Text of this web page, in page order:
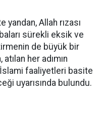
yandan, Allah rızası
sürekli eksik ve
de büyük bir
her adımın
faaliyetleri basite
uyarısında bulundu.